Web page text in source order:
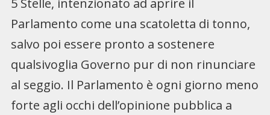
Parlamento come una scatoletta di tonno,
salvo poi essere pronto a sostenere
qualsivoglia Governo pur di non rinunciare
al seggio. Il Parlamento è ogni giorno meno
forte agli occhi dell’opinione pubblica a